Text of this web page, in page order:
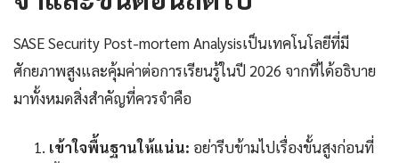
SASE Security Post-mortem Analysisเป็นเทคโนโลยีที่มี
ศักยภาพสูงและคุ้มค่าต่อการเรียนรู้ในปี 2026 จากที่ได้อธิบาย
มาทั้งหมดสิ่งสำคัญที่ควรจำคือ
เข้าใจพื้นฐานให้แน่น: อย่ารีบข้ามไปเรื่องขั้นสูงก่อนที่